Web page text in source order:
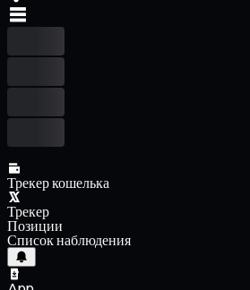
Трекер кошелька
Трекер
Позиции
Список наблюдения